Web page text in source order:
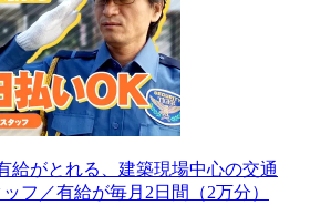
給がとれる、建築現場中心の交通
フ／有給が毎月2日間（2万分）